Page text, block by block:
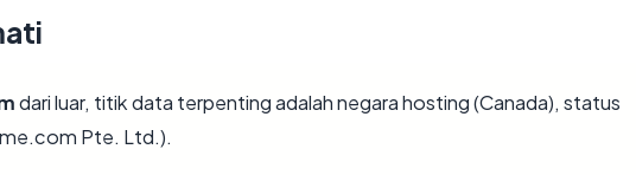
dari luar, titik data terpenting adalah negara hosting (Canada), status
Pte. Ltd.).